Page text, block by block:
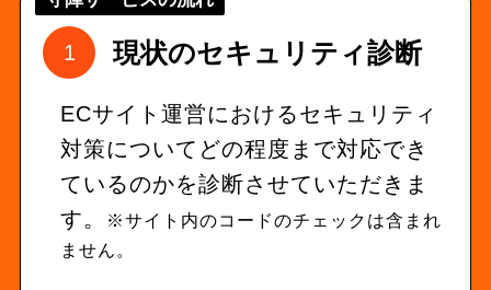
現状のセキュリティ診断
ECサイト運営におけるセキュリティ
対策についてどの程度まで対応でき
ているのかを診断させていただきま
す。
※サイト内のコードのチェックは含まれ
ません。